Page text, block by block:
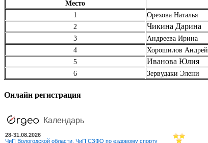
Место
1
Орехова Наталья
2
Чикина Дарина
3
Андреева Ирина
4
Хорошилов Андрей
5
Иванова Юлия
6
Зервудаки Элени
Онлайн регистрация